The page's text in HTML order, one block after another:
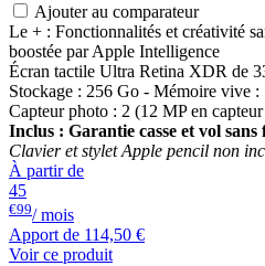
Ajouter au comparateur
Le + : Fonctionnalités et créativité
boostée par Apple Intelligence
Écran tactile Ultra Retina XDR de
Stockage : 256 Go - Mémoire vive :
Capteur photo : 2 (12 MP en
Inclus : Garantie casse et vol sans
Clavier et stylet Apple pencil non
À partir de
45
€99/ mois
Apport de 114,50 €
Voir ce produit